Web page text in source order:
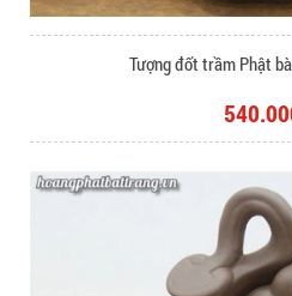
Tượng đốt trầm Phật